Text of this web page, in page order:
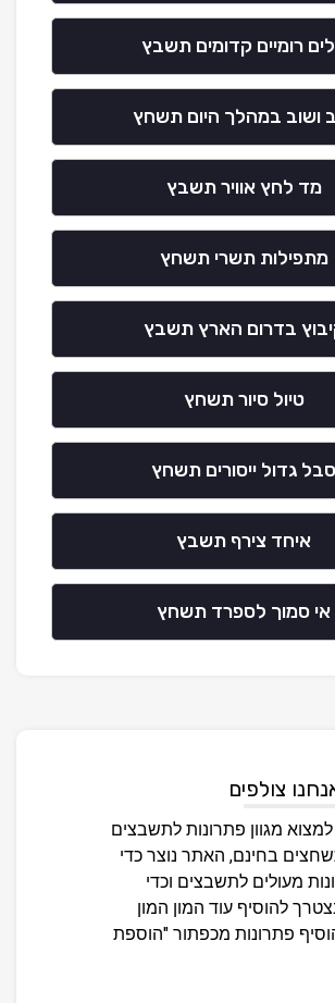
רומיים קדומים תשבץ
ושוב במהלך היום תשחץ
מד לחץ אוויר תשבץ
מתפילות תשרי תשחץ
בדרום הארץ תשבץ
טיול סיור תשחץ
סבל גדול ייסורים תשחץ
איחד צירף תשבץ
אי סמוך לספרד תשחץ
צולפים
מגוון פתרונות לתשבצים
בחינם, האתר נוצר כדי
מעולים לתשבצים וכדי
להוסיף עוד המון המון
פתרונות מכפתור "הוספת